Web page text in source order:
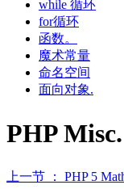
while 循环
for循环
函数。
魔术常量
命名空间
面向对象.
PHP
上一节 ： PHP 5